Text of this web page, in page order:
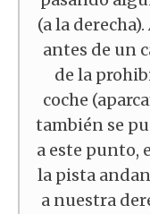
(a la
antes de un
de la
coche
también se
a este punto,
la pista
a nuestra